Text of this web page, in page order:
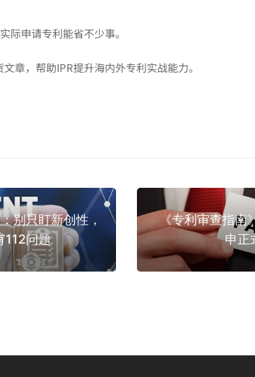
际申请专利能省不少事。
章，帮助IPR提升海内外专利实战能力。
别只盯新创性，
112问题
《专利审查指南
申正